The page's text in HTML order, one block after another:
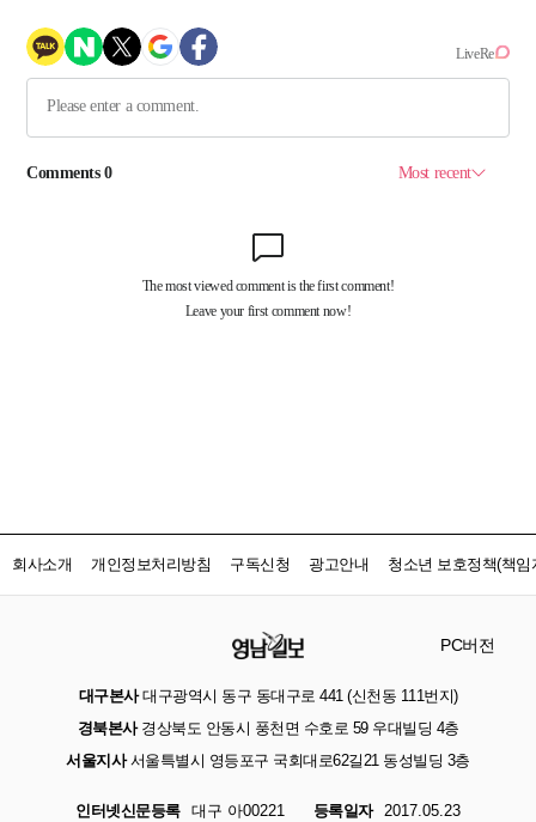
회사소개 개인정보처리방침 구독신청 광고안내 청소년 보호정책(책임
PC버전
대구본사대구광역시 동구 동대구로 441 (신천동 111번지)
경북본사경상북도 안동시 풍천면 수호로 59 우대빌딩 4층
서울지사서울특별시 영등포구 국회대로62길21 동성빌딩 3층
인터넷신문등록 대구 아00221 등록일자 2017.05.23